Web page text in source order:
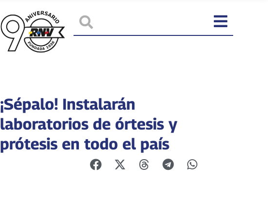
¡Sépalo! Instalarán
laboratorios de órtesis y
prótesis en todo el país